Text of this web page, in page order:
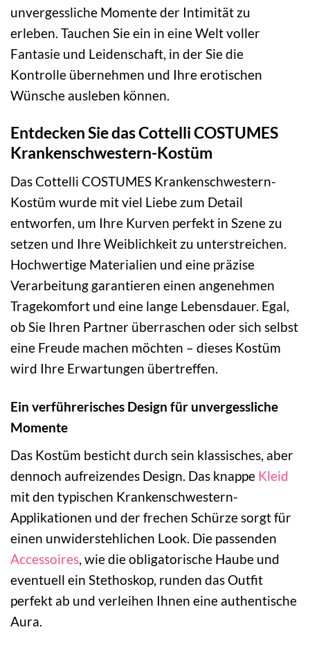
unvergessliche Momente der Intimität zu
erleben. Tauchen Sie ein in eine Welt voller
Fantasie und Leidenschaft, in der Sie die
Kontrolle übernehmen und Ihre erotischen
Wünsche ausleben können.
Entdecken Sie das Cottelli COSTUMES
Krankenschwestern-Kostüm
Das Cottelli COSTUMES Krankenschwestern-
Kostüm wurde mit viel Liebe zum Detail
entworfen, um Ihre Kurven perfekt in Szene zu
setzen und Ihre Weiblichkeit zu unterstreichen.
Hochwertige Materialien und eine präzise
Verarbeitung garantieren einen angenehmen
Tragekomfort und eine lange Lebensdauer. Egal,
ob Sie Ihren Partner überraschen oder sich selbst
eine Freude machen möchten – dieses Kostüm
wird Ihre Erwartungen übertreffen.
Ein verführerisches Design für unvergessliche
Momente
Das Kostüm besticht durch sein klassisches, aber
dennoch aufreizendes Design. Das knappe Kleid
mit den typischen Krankenschwestern-
Applikationen und der frechen Schürze sorgt für
einen unwiderstehlichen Look. Die passenden
Accessoires , wie die obligatorische Haube und
eventuell ein Stethoskop, runden das Outfit
perfekt ab und verleihen Ihnen eine authentische
Aura.